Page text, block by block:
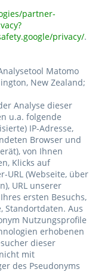
partner-
privacy/.
Matomo
New Zealand;
Analyse dieser
u.a. folgende
IP-Adresse,
Browser und
von Ihnen
Klicks auf
URL (Webseite, über
URL unserer
ersten Besuchs,
Standortdaten. Aus
Nutzungsprofile
erhobenen
dieser
mit
des Pseudonyms